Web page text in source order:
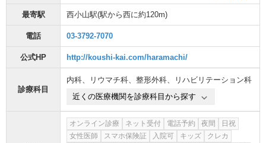
最寄駅 西小山駅(駅から西に約120m)
電話 03-3792-7070
公式HP http://koushi-kai.com/haramachi/
診療科目
内科、 リウマチ科、 整形外科、
リハビリテーション科
近くの医療機関を診療科目から探す
オンライン診療 ネット受付 電話予約 夜間
日祝
女性医師
スマホ保険証 入院可 キッズ
クレカ